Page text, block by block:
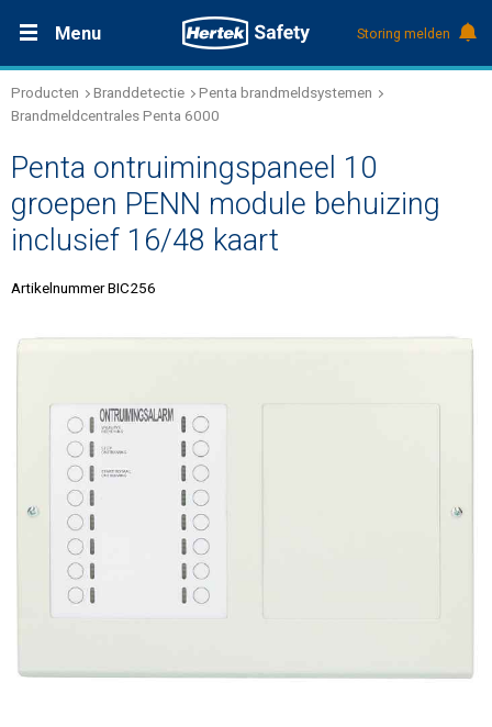
Menu
Oplossingen
Producten
Service & Onderhoud
Werken bij Hertek
Contact
Storing melden
Productdocumentatie (DMS)
+31 (0)495 584111
Producten Branddetectie
Penta brandmeldsystemen
Brandmeldcentrales Penta 6000
Penta ontruimingspaneel 10
groepen PENN module behuizing
inclusief 16/48 kaart
Artikelnummer BIC256